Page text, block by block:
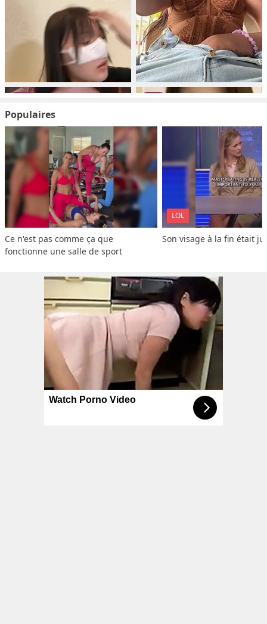
Populaires
Ce n'est pas comme ça que
fonctionne une salle de sport
LOL
Son visage à la fin était